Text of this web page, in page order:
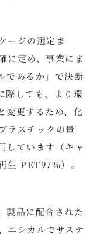
ージの選定ま
に定め、事業にま
であるか」で決断
際しても、より環
変更するため、化
ラスチックの量
しています（キャ
生 PET97%）。
製品に配合された
エシカルでサステ